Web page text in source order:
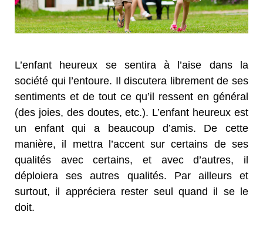
L’enfant heureux se sentira à l’aise dans la
société qui l’entoure. Il discutera librement de ses
sentiments et de tout ce qu’il ressent en général
(des joies, des doutes, etc.). L’enfant heureux est
un enfant qui a beaucoup d’amis. De cette
manière, il mettra l’accent sur certains de ses
qualités avec certains, et avec d’autres, il
déploiera ses autres qualités. Par ailleurs et
surtout, il appréciera rester seul quand il se le
doit.